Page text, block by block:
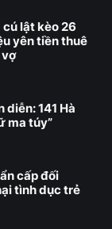
cú lật kèo 26
yên tiền thuê
diễn: 141 Hà
ma túy”
cấp đối
tình dục trẻ